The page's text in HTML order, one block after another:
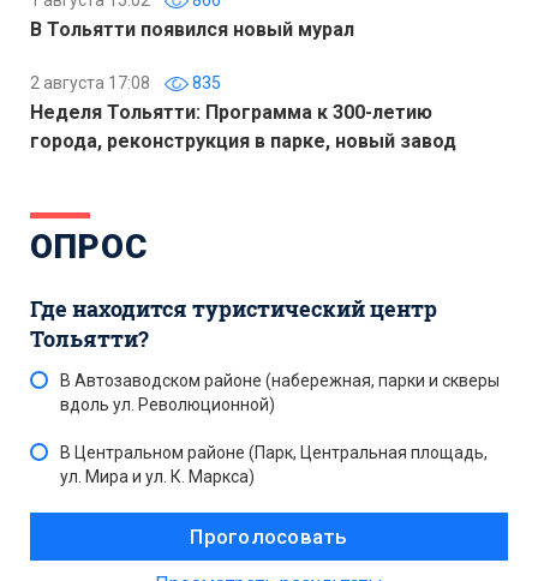
В Тольятти появился новый мурал
2 августа 17:08 835
Неделя Тольятти: Программа к 300-летию
города, реконструкция в парке, новый завод
ОПРОС
Где находится туристический центр
Тольятти?
В Автозаводском районе (набережная, парки и скверы
вдоль ул. Революционной)
В Центральном районе (Парк, Центральная площадь,
ул. Мира и ул. К. Маркса)